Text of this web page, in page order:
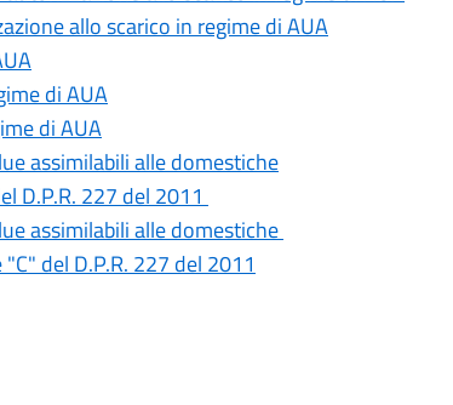
allo scarico in regime di AUA
di AUA
di AUA
assimilabili alle domestiche
D.P.R. 227 del 2011
assimilabili alle domestiche
del D.P.R. 227 del 2011